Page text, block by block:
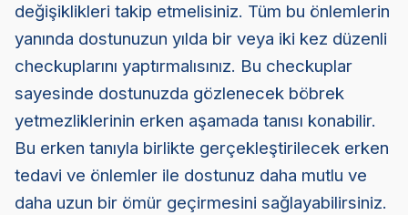
değişiklikleri takip etmelisiniz. Tüm bu önlemlerin
yanında dostunuzun yılda bir veya iki kez düzenli
checkuplarını yaptırmalısınız. Bu checkuplar
sayesinde dostunuzda gözlenecek böbrek
yetmezliklerinin erken aşamada tanısı konabilir.
Bu erken tanıyla birlikte gerçekleştirilecek erken
tedavi ve önlemler ile dostunuz daha mutlu ve
daha uzun bir ömür geçirmesini sağlayabilirsiniz.